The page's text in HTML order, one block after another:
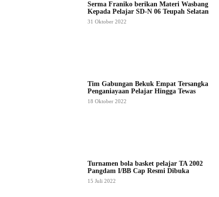
Serma Franiko berikan Materi Wasbang
Kepada Pelajar SD-N 06 Teupah Selatan
31 Oktober 2022
Tim Gabungan Bekuk Empat Tersangka
Penganiayaan Pelajar Hingga Tewas
18 Oktober 2022
Turnamen bola basket pelajar TA 2002
Pangdam I/BB Cap Resmi Dibuka
15 Juli 2022